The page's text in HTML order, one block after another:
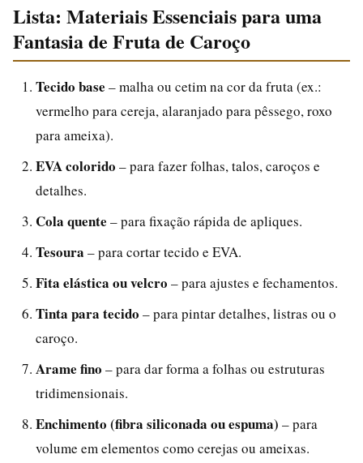
Lista: Materiais Essenciais para uma
Fantasia de Fruta de Caroço
Tecido base – malha ou cetim na cor da fruta (ex.:
vermelho para cereja, alaranjado para pêssego, roxo
para ameixa).
EVA colorido – para fazer folhas, talos, caroços e
detalhes.
Cola quente – para fixação rápida de apliques.
Tesoura – para cortar tecido e EVA.
Fita elástica ou velcro – para ajustes e fechamentos.
Tinta para tecido – para pintar detalhes, listras ou o
caroço.
Arame fino – para dar forma a folhas ou estruturas
tridimensionais.
Enchimento (fibra siliconada ou espuma) – para
volume em elementos como cerejas ou ameixas.